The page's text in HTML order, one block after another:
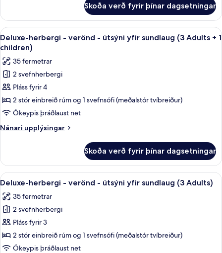
sundlaug
(2
Adults
+
1
child)
herbergi
verönd
-
yfir
sundlaug
(2
Adults
+
child)
Skoða verð fyrir þínar dagsetningar
Skoða
allar
myndir
fyrir
Deluxe-
herbergi
-
verönd
-
útsýni
sundlaug
(3
Adults
+
1
children)
Míníbar, skrifborð, myrkratjöld/-
5
Deluxe-herbergi - verönd - útsýni yfir sundlaug (3 Adults + 1
children)
35 fermetrar
2 svefnherbergi
Pláss fyrir 4
2 stór einbreið rúm og 1 svefnsófi (meðalstór tvíbreiður)
Ókeypis þráðlaust net
Nánari upplýsingar
Nánari
herbergi
verönd
útsýni
yfir
(3
Adults
Skoða verð fyrir þínar dagsetningar
Skoða
allar
myndir
fyrir
Deluxe-
herbergi
-
Míníbar, skrifborð, myrkratjöld/-
5
Deluxe-herbergi - verönd - útsýni yfir sundlaug (3 Adults)
35 fermetrar
2 svefnherbergi
Pláss fyrir 3
2 stór einbreið rúm og 1 svefnsófi (meðalstór tvíbreiður)
Ókeypis þráðlaust net